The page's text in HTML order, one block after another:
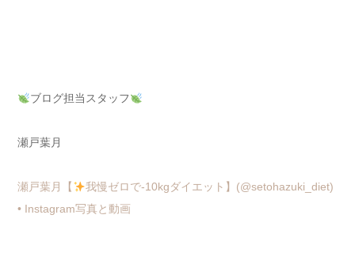
ブログ担当スタッフ
瀬戸葉月
瀬戸葉月【
我慢ゼロで-10kgダイエット】(@setohazuki_diet)
• Instagram写真と動画